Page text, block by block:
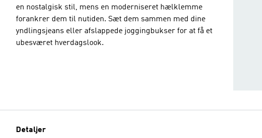
en nostalgisk stil, mens en moderniseret hælklemme
forankrer dem til nutiden. Sæt dem sammen med dine
yndlingsjeans eller afslappede joggingbukser for at få et
ubesværet hverdagslook.
Detaljer